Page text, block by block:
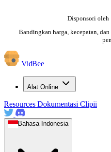
Disponsori oleh
Bandingkan harga, kecepatan,
VidBee
Alat Online
Resources Dokumentasi Clipii
Bahasa Indonesia